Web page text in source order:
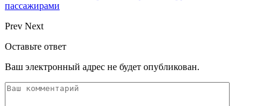
пассажирами
Prev Next
Оставьте ответ
Ваш электронный адрес не будет опубликован.